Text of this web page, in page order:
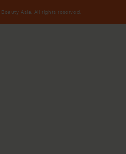
Asia. All rights reserved.